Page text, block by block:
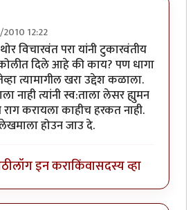
12:22
विचारवंत परा यांनी टुकारवंतीय
दिले आहे की काय? पण धागा
त्यामागील खरा उद्देश कळाला.
नाही त्यांनी स्व:ताला लेसर ह्युमन
करायला काहीच हरकत नाही.
होउन जाउ दे.
लॉग इन कराकिंवासदस्य व्हा